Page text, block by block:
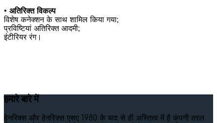
• अतिरिक्त विकल्प
विशेष कनेक्शन के साथ शामिल किया गया;
प्रविष्टियां अतिरिक्त आदमी;
इंटीरियर रंग।
हमारे बारे में
हेनरिक्स और हेनरिक्स एसए 1980 के बाद से ही अस्तित्व में है कंपनी तरल